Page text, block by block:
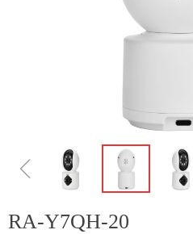
ꁆ
RA-Y7QH-20